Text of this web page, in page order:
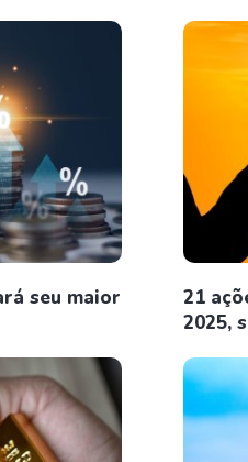
seu maior
21
2025,